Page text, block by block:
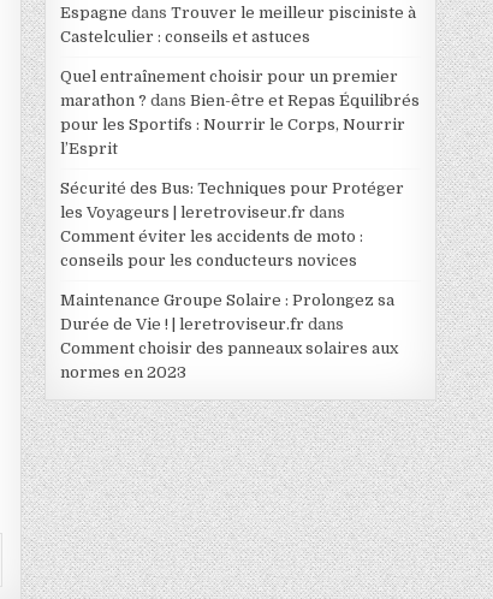
Espagne dans Trouver le meilleur pisciniste à
Castelculier : conseils et astuces
Quel entraînement choisir pour un premier
marathon ? dans Bien-être et Repas Équilibrés
pour les Sportifs : Nourrir le Corps, Nourrir
l’Esprit
Sécurité des Bus: Techniques pour Protéger
les Voyageurs | leretroviseur.fr dans
Comment éviter les accidents de moto :
conseils pour les conducteurs novices
Maintenance Groupe Solaire : Prolongez sa
Durée de Vie ! | leretroviseur.fr dans
Comment choisir des panneaux solaires aux
normes en 2023